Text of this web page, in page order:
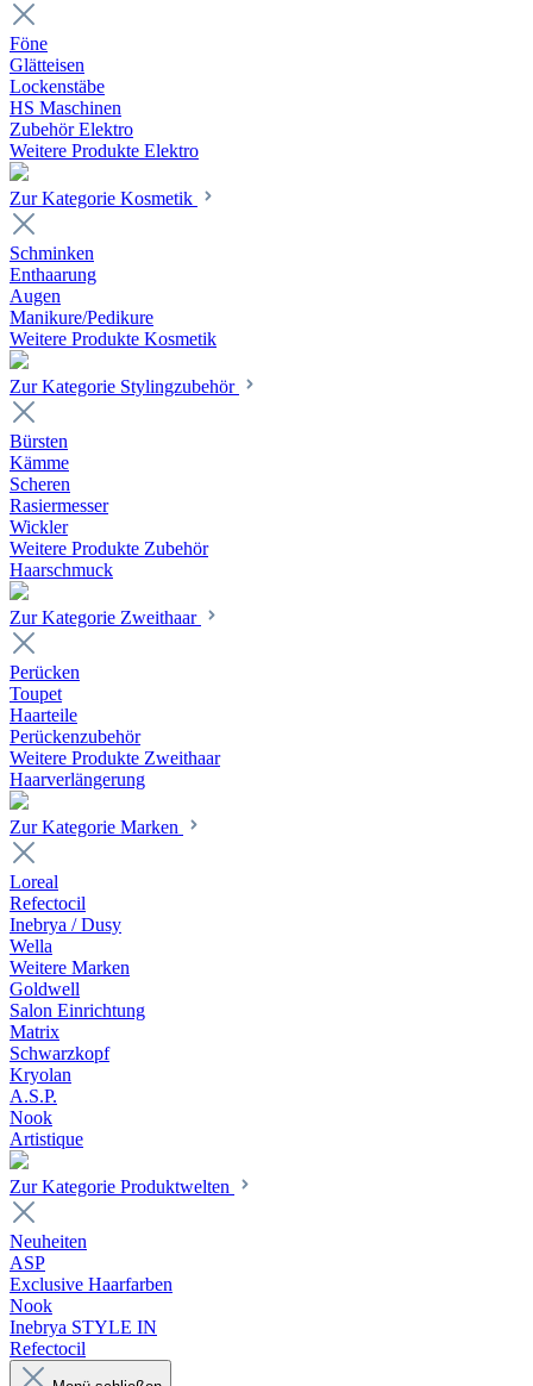
Föne
Glätteisen
Lockenstäbe
HS Maschinen
Zubehör Elektro
Weitere Produkte Elektro
Zur Kategorie Kosmetik
Schminken
Enthaarung
Augen
Manikure/Pedikure
Weitere Produkte Kosmetik
Zur Kategorie Stylingzubehör
Bürsten
Kämme
Scheren
Rasiermesser
Wickler
Weitere Produkte Zubehör
Haarschmuck
Zur Kategorie Zweithaar
Perücken
Toupet
Haarteile
Perückenzubehör
Weitere Produkte Zweithaar
Haarverlängerung
Zur Kategorie Marken
Loreal
Refectocil
Inebrya / Dusy
Wella
Weitere Marken
Goldwell
Salon Einrichtung
Matrix
Schwarzkopf
Kryolan
A.S.P.
Nook
Artistique
Zur Kategorie Produktwelten
Neuheiten
ASP
Exclusive Haarfarben
Nook
Inebrya STYLE IN
Refectocil